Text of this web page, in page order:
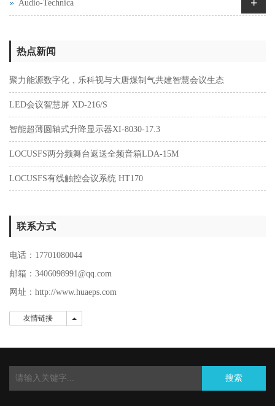
Audio-Technica
热点新闻
聚力能源数字化，乐科视与大唐煤制气共建智慧会议生态
LED会议智慧屏 XD-216/S
智能超薄圆轴式升降显示器XI-8030-17.3
LOCUSFS两分频舞台返送全频音箱LDA-15M
LOCUSFS有线触控会议系统 HT170
联系方式
电话：17701080044
邮箱：3406098991@qq.com
网址： http://www.huaeps.com
友情链接 友情链接
搜索